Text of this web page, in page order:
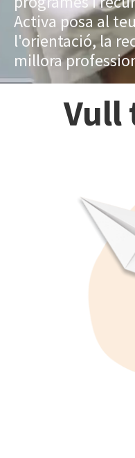
Activa posa al
l'orientació, la
millora
Vull